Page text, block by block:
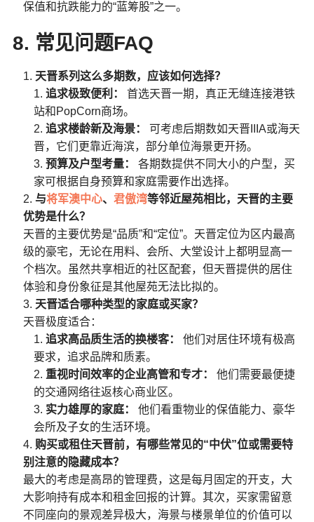
保值和抗跌能力的“蓝筹股”之一。
8. 常见问题FAQ
天晋系列这么多期数，应该如何选择？
追求极致便利：
首选天晋一期，真正无缝连接港铁
站和PopCorn商场。
追求楼龄新及海景：
可考虑后期数如天晋IIIA或海天
晋，它们更靠近海滨，部分单位海景更开扬。
预算及户型考量：
各期数提供不同大小的户型，买
家可根据自身预算和家庭需要作出选择。
与将军澳中心、 君傲湾等邻近屋苑相比，天晋的主要
优势是什么？
天晋的主要优势是“品质”和“定位”。天晋定位为区内最高
级的豪宅，无论在用料、会所、大堂设计上都明显高一
个档次。虽然共享相近的社区配套，但天晋提供的居住
体验和身份象征是其他屋苑无法比拟的。
天晋适合哪种类型的家庭或买家？
天晋极度适合：
追求高品质生活的换楼客：
他们对居住环境有极高
要求，追求品牌和质素。
重视时间效率的企业高管和专才：
他们需要最便捷
的交通网络往返核心商业区。
实力雄厚的家庭：
他们看重物业的保值能力、豪华
会所及子女的生活环境。
购买或租住天晋前，有哪些常见的“中伏”位或需要特
别注意的隐藏成本？
最大的考虑是高昂的管理费，这是每月固定的开支，大
大影响持有成本和租金回报的计算。其次，买家需留意
不同座向的景观差异极大，海景与楼景单位的价值可以